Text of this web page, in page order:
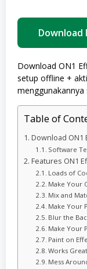
Download
Download ON1
setup offline +
menggunakannya
Table of
Download ON1
Software
Features ON1
Loads of
Make Your
Mix and
Make Your
Blur the
Make Your
Paint on
Works
Mess